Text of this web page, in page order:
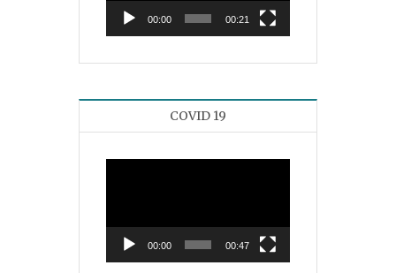
00:00 00:21
COVID 19
00:00 00:47